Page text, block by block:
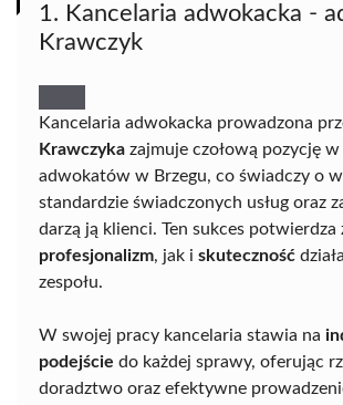
1. Kancelaria adwokacka -
Krawczyk
Kancelaria adwokacka prowadzona
Krawczyka zajmuje czołową pozycję
adwokatów w Brzegu, co świadczy o
standardzie świadczonych usług oraz
darzą ją klienci. Ten sukces potwierdza
profesjonalizm, jak i skuteczność
zespołu.
W swojej pracy kancelaria stawia na
podejście do każdej sprawy, oferując
doradztwo oraz efektywne